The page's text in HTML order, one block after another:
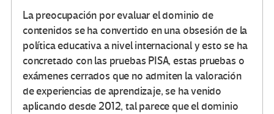
La preocupación por evaluar el dominio de
contenidos se ha convertido en una obsesión de la
política educativa a nivel internacional y esto se ha
concretado con las pruebas PISA, estas pruebas o
exámenes cerrados que no admiten la valoración
de experiencias de aprendizaje, se ha venido
aplicando desde 2012, tal parece que el dominio